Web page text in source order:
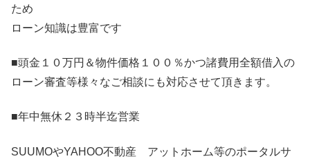
ため
ローン知識は豊富です
■頭金１０万円＆物件価格１００％かつ諸費用全額借入の
ローン審査等様々なご相談にも対応させて頂きます。
■年中無休２３時半迄営業
SUUMOやYAHOO不動産 アットホーム等のポータルサ